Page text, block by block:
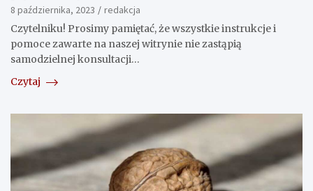
8 października, 2023
redakcja
Czytelniku! Prosimy pamiętać, że wszystkie instrukcje i
pomoce zawarte na naszej witrynie nie zastąpią
samodzielnej konsultacji…
Czytaj